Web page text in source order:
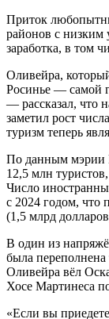
Приток
районов с низким
заработка, в том
Оливейра,
Росинье — самой
— рассказал, что
заметил рост
туризм теперь
По данным мэрии
12,5 млн
Число
с 2024 годом, что
(1,5 млрд
В один из
была
Оливейра вёл
Хосе Мартинеса
«Если вы